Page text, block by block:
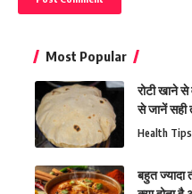
Most Popular
रोटी खाने
से जानें सही
Health Tips
बहुत ज्यादा